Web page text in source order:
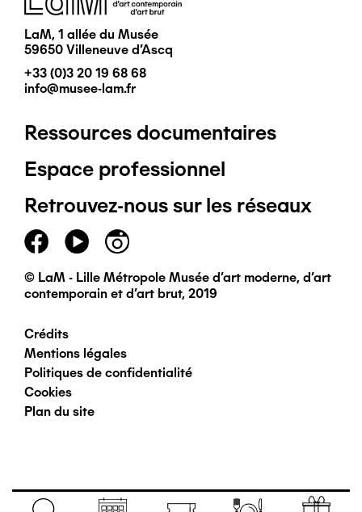
LaM, 1 allée du Musée
59650 Villeneuve d'Ascq
+33 (0)3 20 19 68 68
info@musee-lam.fr
Pied
de
page
principal
Ressources documentaires
Espace professionnel
Retrouvez-nous sur les réseaux
© LaM - Lille Métropole Musée d'art moderne, d'art
contemporain et d'art brut, 2019
Pied
de
page
Crédits
Mentions légales
Politiques de confidentialité
Cookies
Plan du site